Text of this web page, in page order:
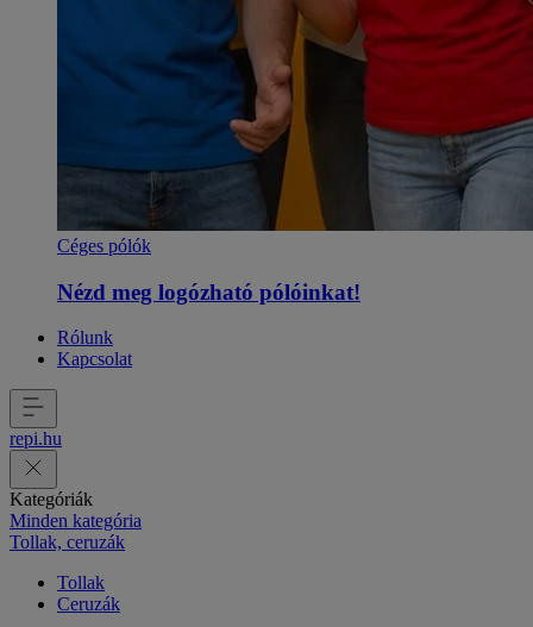
Céges pólók
Nézd meg logózható pólóinkat!
Rólunk
Kapcsolat
repi.hu
Kategóriák
Minden kategória
Tollak, ceruzák
Tollak
Ceruzák